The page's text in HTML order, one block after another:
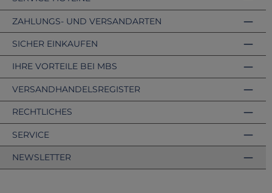
ZAHLUNGS- UND VERSANDARTEN
VERSANDHANDELSREGISTER
SICHER EINKAUFEN
IHRE VORTEILE BEI MBS
RECHTLICHES
SERVICE
NEWSLETTER